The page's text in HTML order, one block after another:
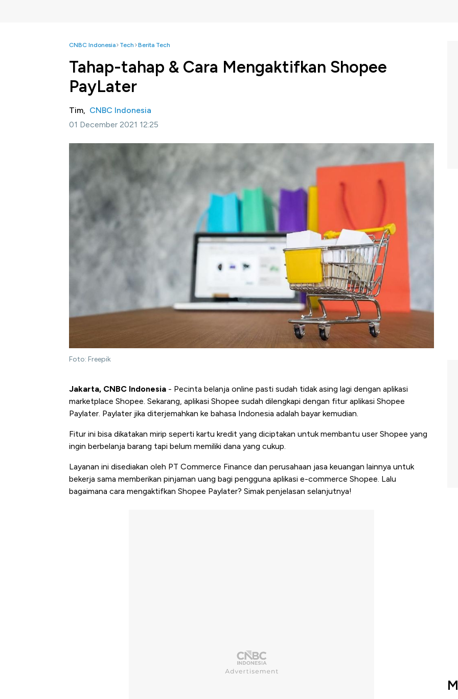
CNBC Indonesia Tech Berita Tech
Tahap-tahap & Cara Mengaktifkan Shopee
PayLater
Tim, CNBC Indonesia
01 December 2021 12:25
Foto: Freepik
Jakarta, CNBC Indonesia - Pecinta belanja online pasti sudah tidak asing lagi dengan aplikasi
marketplace Shopee. Sekarang, aplikasi Shopee sudah dilengkapi dengan fitur aplikasi Shopee
Paylater. Paylater jika diterjemahkan ke bahasa Indonesia adalah bayar kemudian.
Fitur ini bisa dikatakan mirip seperti kartu kredit yang diciptakan untuk membantu user Shopee yang
ingin berbelanja barang tapi belum memiliki dana yang cukup.
Layanan ini disediakan oleh PT Commerce Finance dan perusahaan jasa keuangan lainnya untuk
bekerja sama memberikan pinjaman uang bagi pengguna aplikasi e-commerce Shopee. Lalu
bagaimana cara mengaktifkan Shopee Paylater? Simak penjelasan selanjutnya!